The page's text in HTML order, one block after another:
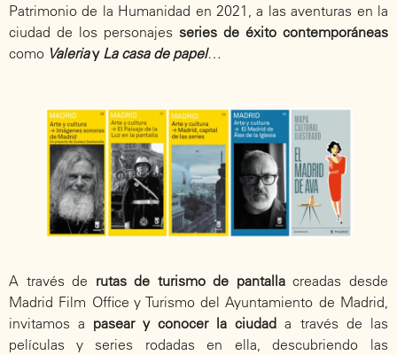
Patrimonio de la Humanidad en 2021, a las aventuras en la
ciudad de los personajes series de éxito contemporáneas
como Valeriay La casa de papel…
A través de rutas de turismo de pantallacreadas desde
Madrid Film Office y Turismo del Ayuntamiento de Madrid,
invitamos a pasear y conocer la ciudad a través de las
películas y series rodadas en ella, descubriendo las